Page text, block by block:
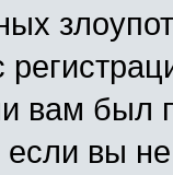
вам был
вы